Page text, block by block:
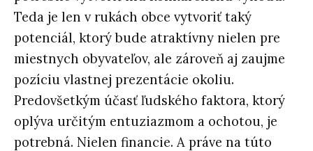
Teda je len v rukách obce vytvoriť taký
potenciál, ktorý bude atraktívny nielen pre
miestnych obyvateľov, ale zároveň aj zaujme
pozíciu vlastnej prezentácie okoliu.
Predovšetkým účasť ľudského faktora, ktorý
oplýva určitým entuziazmom a ochotou, je
potrebná. Nielen financie. A práve na túto